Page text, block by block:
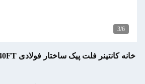
4/6
خانه کانتینر فلت پیک ساختار فولادی 20FT 40FT قابل جدا کردن